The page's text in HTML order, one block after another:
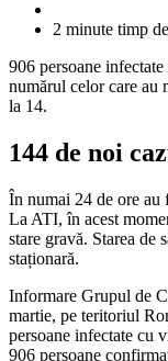
2 minute timp
906 persoane
numărul celor care au
la 14.
144 de noi
În numai 24 de ore au
La ATI, în acest
stare gravă. Starea de
staționară.
Informare Grupul de
martie, pe teritoriul
persoane infectate cu
906 persoane